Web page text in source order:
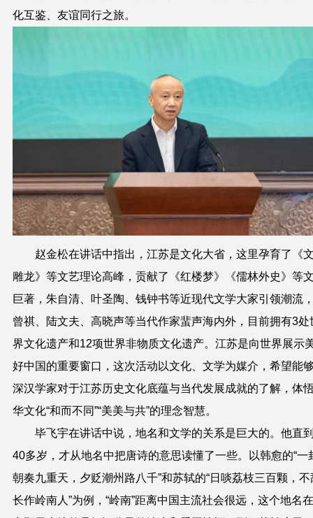
化互鉴、友谊同行之旅。
赵金松在讲话中指出，江苏是文化大省，这里孕育了《
雕龙》等文艺理论高峰，贡献了《红楼梦》《儒林外史》等
巨著，朱自清、叶圣陶、钱钟书等近现代文学大家引领潮流
曾祺、陆文夫、高晓声等当代作家蜚声海内外，目前拥有3处
界文化遗产和12项世界非物质文化遗产。江苏是向世界展示
好中国的重要窗口，这次活动以文化、文学为媒介，希望能
深汉学家对于江苏历史文化底蕴与当代发展成就的了解，体
华文化“和而不同”“美美与共”的理念智慧。
毕飞宇在讲话中说，地名和文学的关系是巨大的。他直
40多岁，才从地名中把唐诗的意思读懂了一些。以韩愈的“一
朝奏九重天，夕贬潮州路八千”和苏轼的“日啖荔枝三百颗，不
长作岭南人”为例，“岭南”距离中国主流社会很远，这个地名